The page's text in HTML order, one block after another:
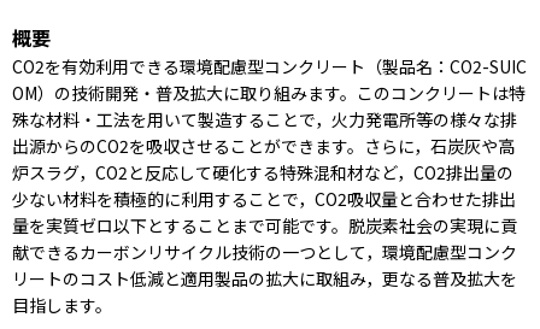
概要
CO2を有効利用できる環境配慮型コンクリート（製品名：CO2-SUIC
OM）の技術開発・普及拡大に取り組みます。このコンクリートは特
殊な材料・工法を用いて製造することで，火力発電所等の様々な排
出源からのCO2を吸収させることができます。さらに，石炭灰や高
炉スラグ，CO2と反応して硬化する特殊混和材など，CO2排出量の
少ない材料を積極的に利用することで，CO2吸収量と合わせた排出
量を実質ゼロ以下とすることまで可能です。脱炭素社会の実現に貢
献できるカーボンリサイクル技術の一つとして，環境配慮型コンク
リートのコスト低減と適用製品の拡大に取組み，更なる普及拡大を
目指します。